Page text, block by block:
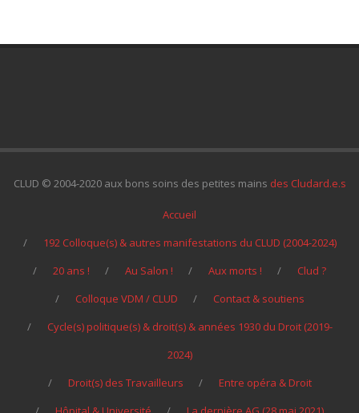
CLUD © 2004-2020 aux bons soins des petites mains des Cludard.e.s
Accueil
192 Colloque(s) & autres manifestations du CLUD (2004-2024)
20 ans !
Au Salon ! Aux morts !
Clud ?
Colloque VDM / CLUD
Contact & soutiens
Cycle(s) politique(s) & droit(s) & années 1930 du Droit (2019-
2024)
Droit(s) des Travailleurs
Entre opéra & Droit